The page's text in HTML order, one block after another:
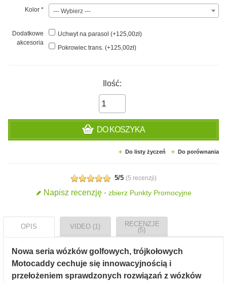
Kolor * --- Wybierz ---
Dodatkowe
akcesoria
Uchwyt na parasol (+125,00zł)
Pokrowiec trans. (+125,00zł)
Ilość:
DO KOSZYKA
Do listy życzeń Do porównania
5/5 (5 recenzji)
Napisz recenzję - zbierz Punkty Promocyjne
OPIS VIDEO (1)
RECENZJE
(5)
Nowa seria wózków golfowych, trójkołowych
Motocaddy cechuje się innowacyjnością i
przełożeniem sprawdzonych rozwiązań z wózków